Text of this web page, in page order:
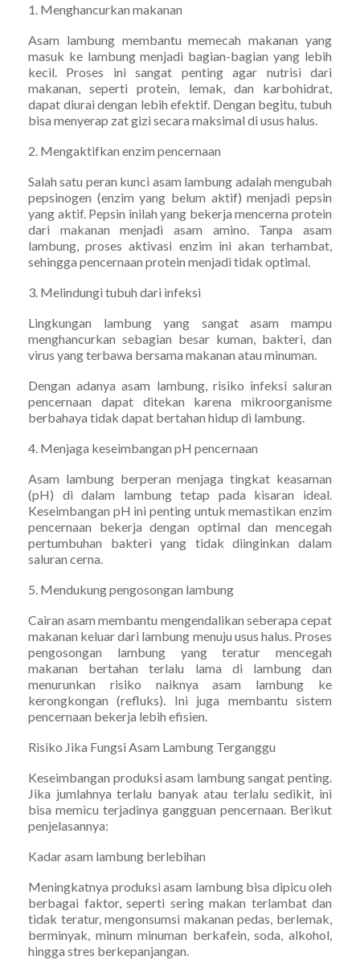
1. Menghancurkan makanan
Asam lambung membantu memecah makanan yang
masuk ke lambung menjadi bagian-bagian yang lebih
kecil. Proses ini sangat penting agar nutrisi dari
makanan, seperti protein, lemak, dan karbohidrat,
dapat diurai dengan lebih efektif. Dengan begitu, tubuh
bisa menyerap zat gizi secara maksimal di usus halus.
2. Mengaktifkan enzim pencernaan
Salah satu peran kunci asam lambung adalah mengubah
pepsinogen (enzim yang belum aktif) menjadi pepsin
yang aktif. Pepsin inilah yang bekerja mencerna protein
dari makanan menjadi asam amino. Tanpa asam
lambung, proses aktivasi enzim ini akan terhambat,
sehingga pencernaan protein menjadi tidak optimal.
3. Melindungi tubuh dari infeksi
Lingkungan lambung yang sangat asam mampu
menghancurkan sebagian besar kuman, bakteri, dan
virus yang terbawa bersama makanan atau minuman.
Dengan adanya asam lambung, risiko infeksi saluran
pencernaan dapat ditekan karena mikroorganisme
berbahaya tidak dapat bertahan hidup di lambung.
4. Menjaga keseimbangan pH pencernaan
Asam lambung berperan menjaga tingkat keasaman
(pH) di dalam lambung tetap pada kisaran ideal.
Keseimbangan pH ini penting untuk memastikan enzim
pencernaan bekerja dengan optimal dan mencegah
pertumbuhan bakteri yang tidak diinginkan dalam
saluran cerna.
5. Mendukung pengosongan lambung
Cairan asam membantu mengendalikan seberapa cepat
makanan keluar dari lambung menuju usus halus. Proses
pengosongan lambung yang teratur mencegah
makanan bertahan terlalu lama di lambung dan
menurunkan risiko naiknya asam lambung ke
kerongkongan (refluks). Ini juga membantu sistem
pencernaan bekerja lebih efisien.
Risiko Jika Fungsi Asam Lambung Terganggu
Keseimbangan produksi asam lambung sangat penting.
Jika jumlahnya terlalu banyak atau terlalu sedikit, ini
bisa memicu terjadinya gangguan pencernaan. Berikut
penjelasannya:
Kadar asam lambung berlebihan
Meningkatnya produksi asam lambung bisa dipicu oleh
berbagai faktor, seperti sering makan terlambat dan
tidak teratur, mengonsumsi makanan pedas, berlemak,
berminyak, minum minuman berkafein, soda, alkohol,
hingga stres berkepanjangan.